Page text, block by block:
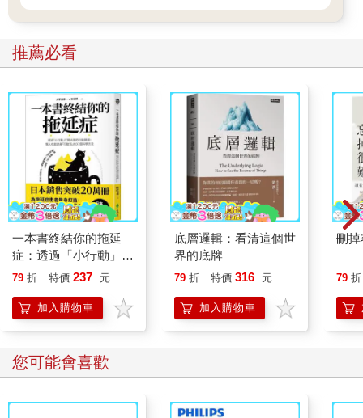
尿液檢測這些有害物質，乃經由微生物對於食物之發酵所產生，
謙虛去解讀這些檢測，也希望從此書得到啟發，不斷學習解惑，
以面對處理各種複雜的慢性疾病。
後抗生素時代的愛菌、養菌、用菌哲學
 林裕鈞 高雄榮總胃腸肝膽科醫師
2016年5月底，那時剛考到內科執照，在「酵益斷食」的營隊上，
我初次認識陳立維老師。
「對於病倒或過勞等，我能理解，但不會同情，醫師是最不該生
病的！如果醫師也無法讓自己健康，想要真正的健康，能依賴醫
師嗎？」
「養生，不是養醫生；養生，要少看醫生。」
陳老師給我的初印象，是直言不諱的嚴師，被誤解為反醫療人士
的醫師後代。我非常好奇，有著十年實踐斷食，與輔導近萬人斷
推薦必看
一本書終結你的拖延
症：透過「小行動」打
開大腦的行動開關，懶
的37個科學方法
79 折 特價 237 元
加入購物車
底層邏輯：看清這個世
界的底牌
79 折 特價 316 元
加入購物車
刪
79 折
您可能會喜歡